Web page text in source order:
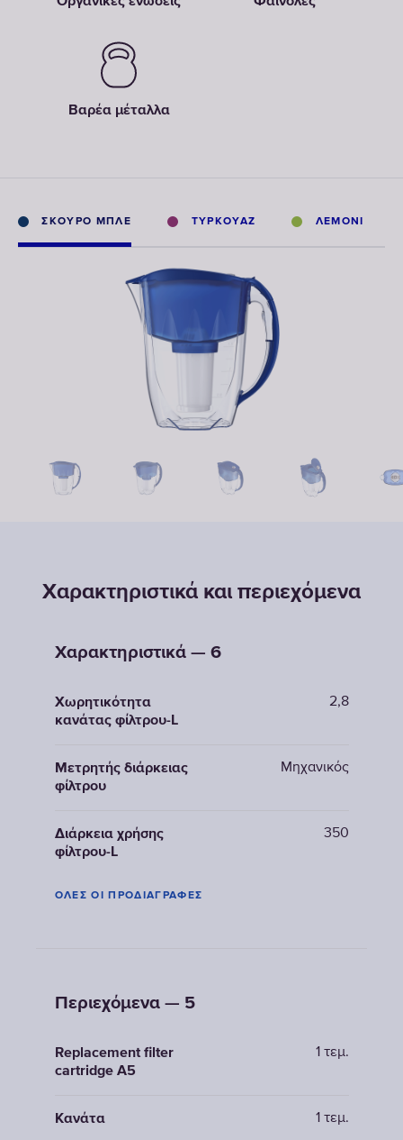
Βαρέα μέταλλα
ΣΚΟΎΡΟ ΜΠΛΕ ΤΥΡΚΟΥΆΖ ΛΕΜΟΝΊ
Χαρακτηριστικά και περιεχόμενα
Χαρακτηριστικά — 6
Χωρητικότητα
κανάτας φίλτρου-L
2,8
Μετρητής διάρκειας
φίλτρου
Μηχανικός
Διάρκεια χρήσης
φίλτρου-L
350
ΌΛΕΣ ΟΙ ΠΡΟΔΙΑΓΡΑΦΈΣ
Περιεχόμενα — 5
Replacement filter
cartridge A5
1 τεμ.
Κανάτα 1 τεμ.